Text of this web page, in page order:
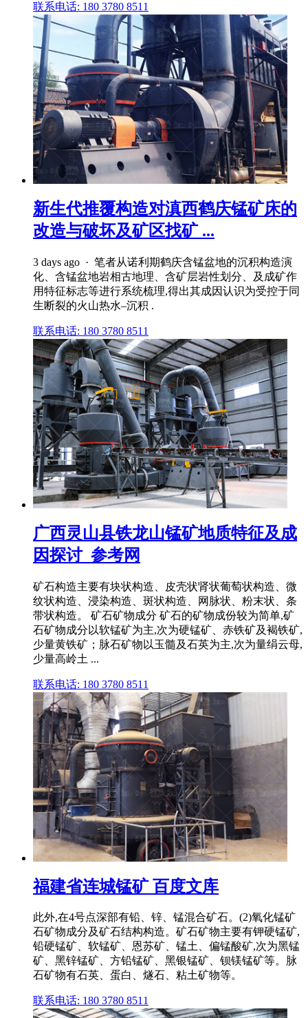
联系电话: 180 3780 8511
新生代推覆构造对滇西鹤庆锰矿床的
改造与破坏及矿区找矿 ...
3 days ago · 笔者从诺利期鹤庆含锰盆地的沉积构造演
化、含锰盆地岩相古地理、含矿层岩性划分、及成矿作
用特征标志等进行系统梳理,得出其成因认识为受控于同
生断裂的火山热水–沉积 .
联系电话: 180 3780 8511
广西灵山县铁龙山锰矿地质特征及成
因探讨_参考网
矿石构造主要有块状构造、皮壳状肾状葡萄状构造、微
纹状构造、浸染构造、斑状构造、网脉状、粉末状、条
带状构造。 矿石矿物成分 矿石的矿物成份较为简单,矿
石矿物成分以软锰矿为主,次为硬锰矿、赤铁矿及褐铁矿,
少量黄铁矿；脉石矿物以玉髓及石英为主,次为量绢云母,
少量高岭土 ...
联系电话: 180 3780 8511
福建省连城锰矿 百度文库
此外,在4号点深部有铅、锌、锰混合矿石。(2)氧化锰矿
石矿物成分及矿石结构构造。矿石矿物主要有钾硬锰矿,
铅硬锰矿、软锰矿、恩苏矿、锰土、偏锰酸矿,次为黑锰
矿、黑锌锰矿、方铅锰矿、黑银锰矿、钡镁锰矿等。脉
石矿物有石英、蛋白、燧石、粘土矿物等。
联系电话: 180 3780 8511